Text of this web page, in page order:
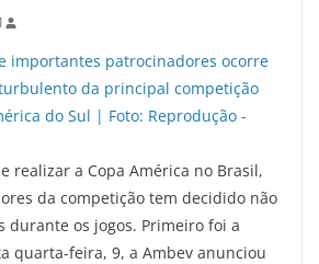
realizar a Copa América no Brasil,
da competição tem decidido não
durante os jogos. Primeiro foi a
quarta-feira, 9, a Ambev anunciou